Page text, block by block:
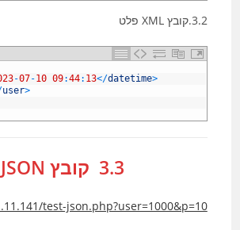
3.2.קובץ XML פלט
-07-10 09:44: 13</datetime>
user>
3.3 קובץ JSON
test-json.php?user=1000&p=10